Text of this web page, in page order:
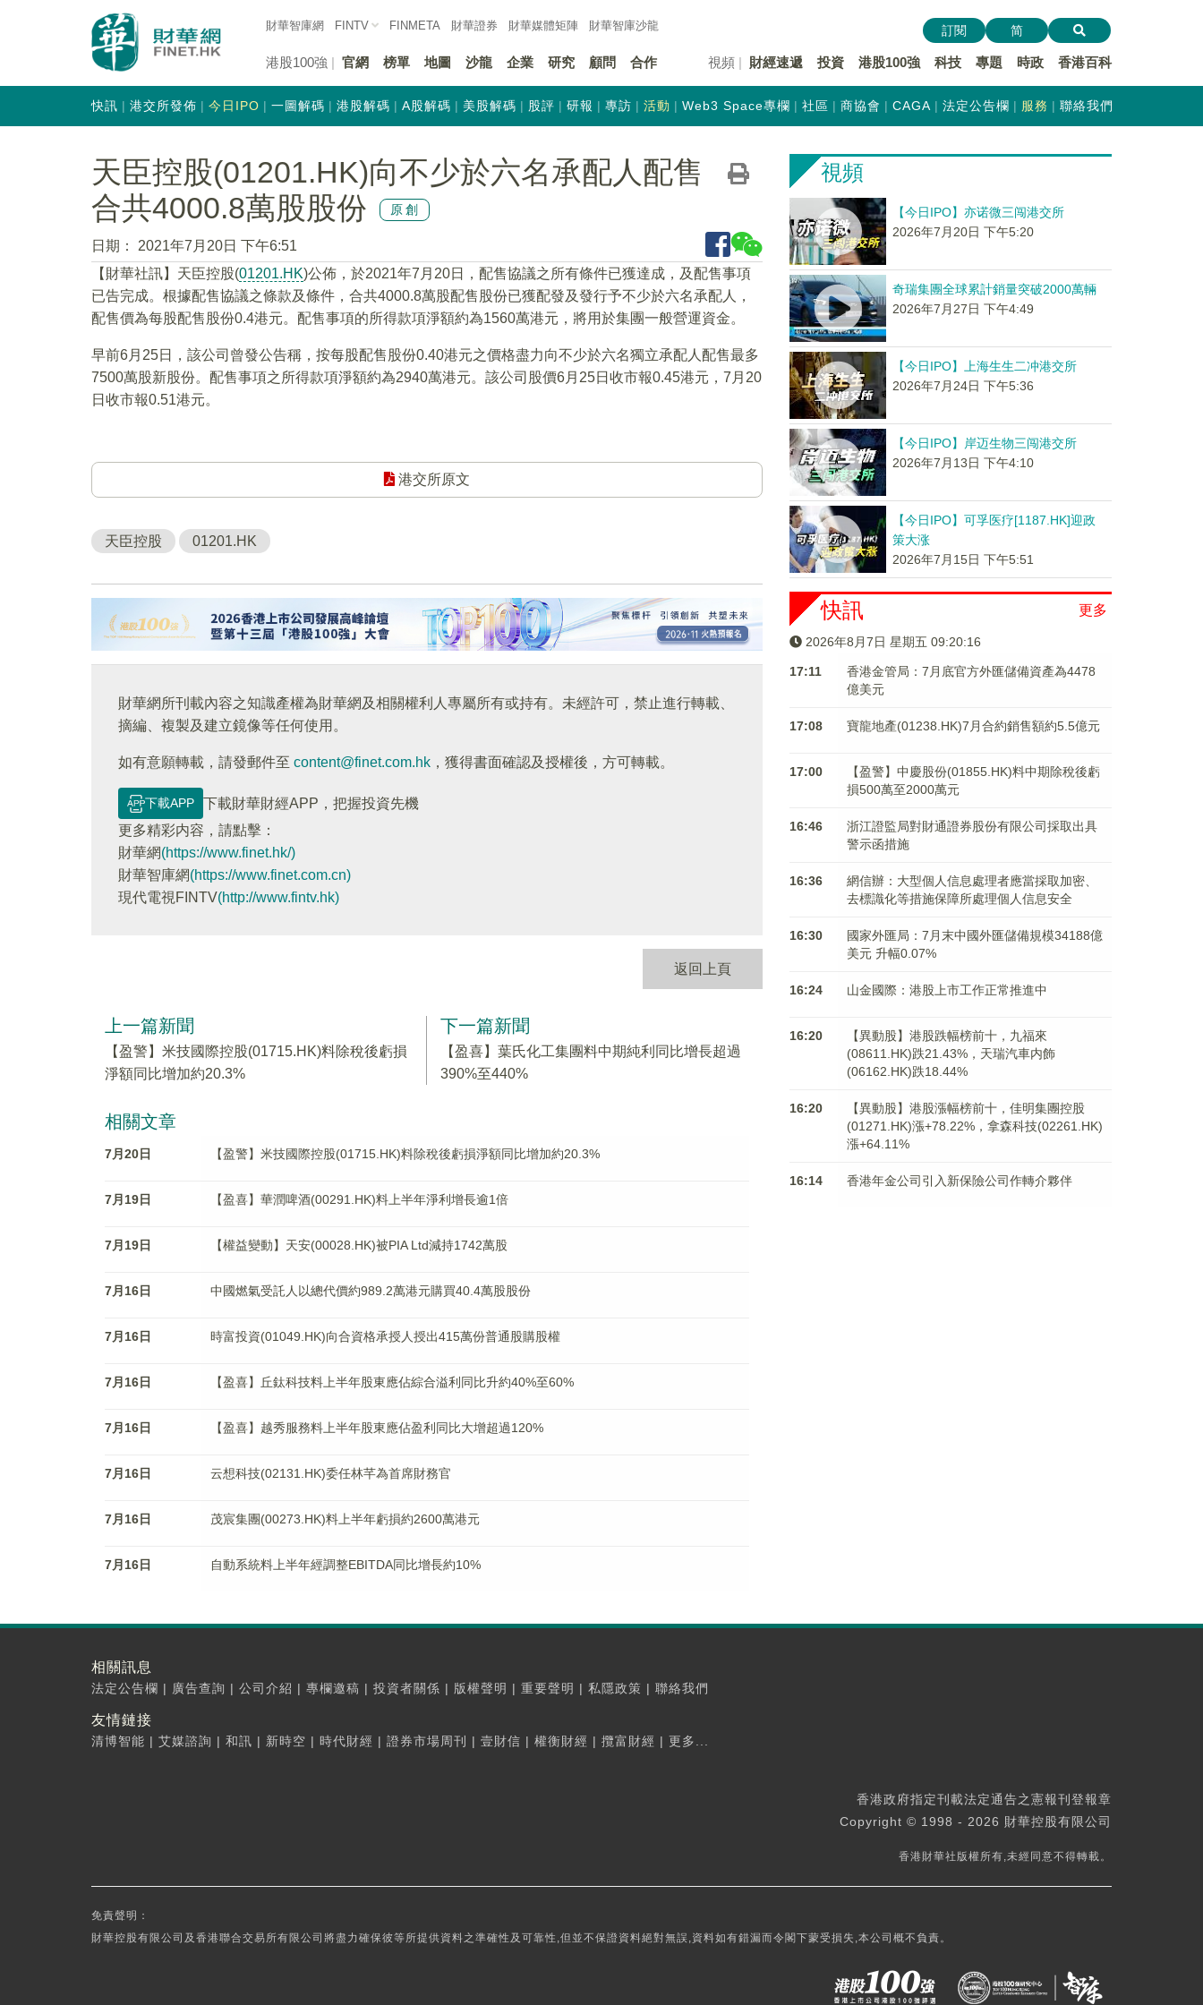
財華智庫網 FINTV FINMETA 財華證券 財華媒體矩陣 財華智庫沙龍
港股100強 官網 榜單 地圖 沙龍 企業 研究 顧問 合作 視頻 財經速遞 投資 港股100強 科技 專題 時政 香港百科
訂閱 简
快訊 港交所發佈 今日IPO 一圖解碼 港股解碼 A股解碼 美股解碼 股評 研報 專訪 活動 Web3 Space專欄 社區 商協會 CAGA 法定公告欄 服務 聯絡我們
天臣控股(01201.HK)向不少於六名承配人配售
合共4000.8萬股股份
原創
日期：
2021年7月20日 下午6:51
【財華社訊】天臣控股(01201.HK)公佈，於2021年7月20日，配售協議之所有條件已獲達成，及配售事項
已告完成。根據配售協議之條款及條件，合共4000.8萬股配售股份已獲配發及發行予不少於六名承配人，
配售價為每股配售股份0.4港元。配售事項的所得款項淨額約為1560萬港元，將用於集團一般營運資金。
早前6月25日，該公司曾發公告稱，按每股配售股份0.40港元之價格盡力向不少於六名獨立承配人配售最多
7500萬股新股份。配售事項之所得款項淨額約為2940萬港元。該公司股價6月25日收市報0.45港元，7月20
日收市報0.51港元。
港交所原文
天臣控股 01201.HK
財華網所刊載內容之知識產權為財華網及相關權利人專屬所有或持有。未經許可，禁止進行轉載、
摘編、複製及建立鏡像等任何使用。
如有意願轉載，請發郵件至 content@finet.com.hk ，獲得書面確認及授權後，方可轉載。
下載APP
下載財華財經APP，把握投資先機
更多精彩内容，請點擊：
財華網(https://www.finet.hk/)
財華智庫網(https://www.finet.com.cn)
現代電視FINTV(http://www.fintv.hk)
返回上頁
上一篇新聞
【盈警】米技國際控股(01715.HK)料除稅後虧損
淨額同比增加約20.3%
下一篇新聞
【盈喜】葉氏化工集團料中期純利同比增長超過
390%至440%
相關文章
7月20日 【盈警】米技國際控股(01715.HK)料除稅後虧損淨額同比增加約20.3%
7月19日 【盈喜】華潤啤酒(00291.HK)料上半年淨利增長逾1倍
7月19日 【權益變動】天安(00028.HK)被PIA Ltd減持1742萬股
7月16日 中國燃氣受託人以總代價約989.2萬港元購買40.4萬股股份
7月16日 時富投資(01049.HK)向合資格承授人授出415萬份普通股購股權
7月16日 【盈喜】丘鈦科技料上半年股東應佔綜合溢利同比升約40%至60%
7月16日 【盈喜】越秀服務料上半年股東應佔盈利同比大增超過120%
7月16日 云想科技(02131.HK)委任林芊為首席財務官
7月16日 茂宸集團(00273.HK)料上半年虧損約2600萬港元
7月16日 自動系統料上半年經調整EBITDA同比增長約10%
視頻
【今日IPO】亦诺微三闯港交所
2026年7月20日 下午5:20
奇瑞集團全球累計銷量突破2000萬輛
2026年7月27日 下午4:49
【今日IPO】上海生生二冲港交所
2026年7月24日 下午5:36
【今日IPO】岸迈生物三闯港交所
2026年7月13日 下午4:10
【今日IPO】可孚医疗[1187.HK]迎政
策大涨
2026年7月15日 下午5:51
更多
快訊
2026年8月7日 星期五 09:20:17
17:11
香港金管局：7月底官方外匯儲備資產為4478
億美元
17:08 寶龍地產(01238.HK)7月合約銷售額約5.5億元
17:00
【盈警】中慶股份(01855.HK)料中期除稅後虧
損500萬至2000萬元
16:46
浙江證監局對財通證券股份有限公司採取出具
警示函措施
16:36
網信辦：大型個人信息處理者應當採取加密、
去標識化等措施保障所處理個人信息安全
16:30
國家外匯局：7月末中國外匯儲備規模34188億
美元 升幅0.07%
16:24 山金國際：港股上市工作正常推進中
16:20
【異動股】港股跌幅榜前十，九福來
(08611.HK)跌21.43%，天瑞汽車内飾
(06162.HK)跌18.44%
16:20
【異動股】港股漲幅榜前十，佳明集團控股
(01271.HK)漲+78.22%，拿森科技(02261.HK)
漲+64.11%
16:14 香港年金公司引入新保險公司作轉介夥伴
相關訊息
法定公告欄 | 廣告查詢 | 公司介紹 | 專欄邀稿 | 投資者關係 | 版權聲明 | 重要聲明 | 私隱政策 | 聯絡我們
友情鏈接
清博智能 | 艾媒諮詢 | 和訊 | 新時空 | 時代財經 | 證券市場周刊 | 壹財信 | 權衡財經 | 攬富財經 | 更多...
香港政府指定刊載法定通告之憲報刊登報章
Copyright © 1998 - 2026 財華控股有限公司
香港財華社版權所有,未經同意不得轉載。
免責聲明：
財華控股有限公司及香港聯合交易所有限公司將盡力確保彼等所提供資料之準確性及可靠性,但並不保證資料絕對無誤,資料如有錯漏而令閣下蒙受損失,本公司概不負責。